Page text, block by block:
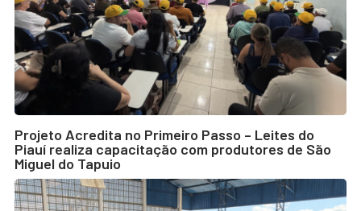
Projeto Acredita no Primeiro Passo – Leites do
Piauí realiza capacitação com produtores de São
Miguel do Tapuio